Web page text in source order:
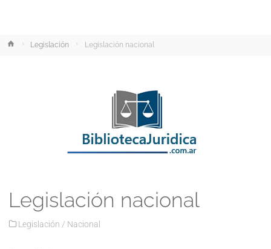
InicioLegislación Legislación nacional
Legislación nacional
Legislación / Nacional